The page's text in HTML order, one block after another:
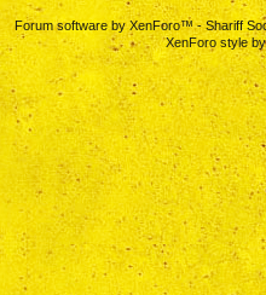
Forum software by XenForo™-Shariff
XenForo style